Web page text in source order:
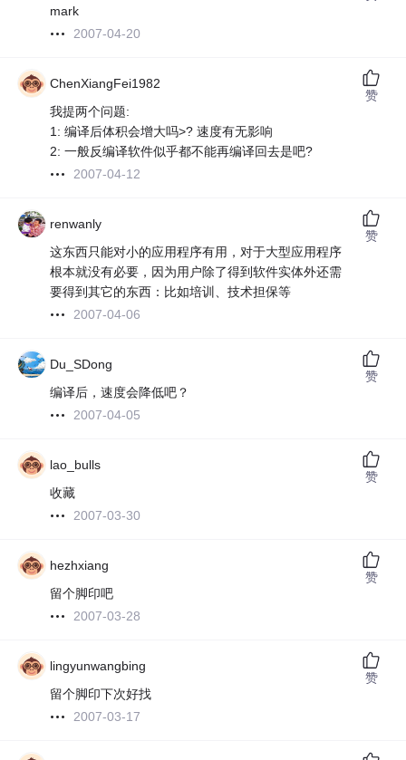
mark
2007-04-20
ChenXiangFei1982
我提两个问题:
1: 编译后体积会增大吗>? 速度有无影响
2: 一般反编译软件似乎都不能再编译回去是吧?
2007-04-12
赞
renwanly
这东西只能对小的应用程序有用，对于大型应用程序
根本就没有必要，因为用户除了得到软件实体外还需
要得到其它的东西：比如培训、技术担保等
2007-04-06
赞
Du_SDong
编译后，速度会降低吧？
2007-04-05
赞
lao_bulls
收藏
2007-03-30
赞
hezhxiang
留个脚印吧
2007-03-28
赞
lingyunwangbing
留个脚印下次好找
2007-03-17
赞